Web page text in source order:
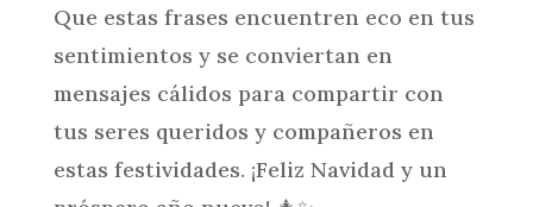
Que estas frases encuentren eco en tus
sentimientos y se conviertan en
mensajes cálidos para compartir con
tus seres queridos y compañeros en
estas festividades. ¡Feliz Navidad y un